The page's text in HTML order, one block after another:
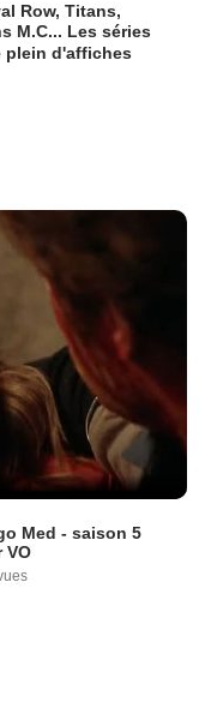
Row, Titans,
M.C... Les séries
plein d'affiches
Med - saison 5
VO